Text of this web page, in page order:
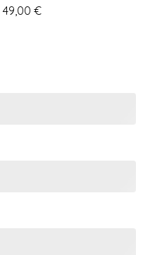
49,00 €